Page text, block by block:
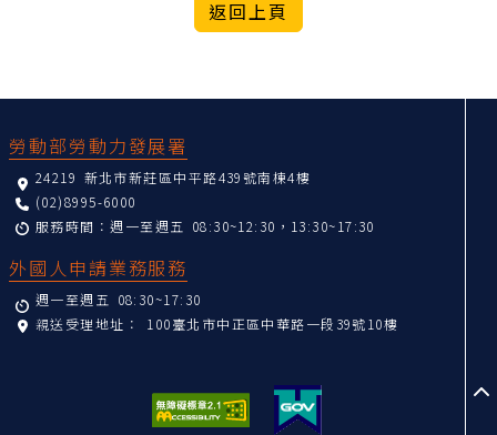
返回上頁
勞動部勞動力發展署
24219 新北市新莊區中平路439號南棟4樓
(02)8995-6000
服務時間：週一至週五 08:30~12:30，13:30~17:30
外國人申請業務服務
週一至週五 08:30~17:30
親送受理地址： 100臺北市中正區中華路一段39號10樓
至